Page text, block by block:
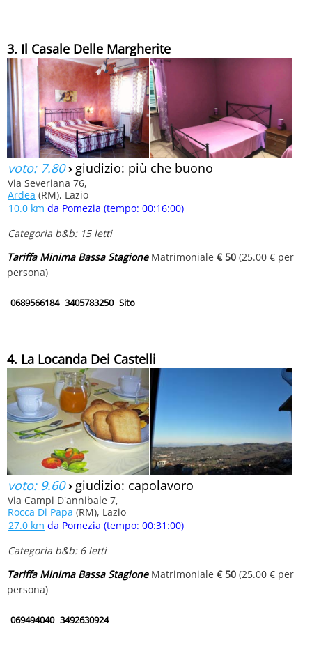
3. Il Casale Delle Margherite
voto: 7.80› giudizio: più che buono
Via Severiana 76,
Ardea (RM), Lazio
10.0 km da Pomezia (tempo: 00:16:00)
Categoria b&b: 15 letti
Tariffa Minima Bassa StagioneMatrimoniale € 50 (25.00 € per
persona)
0689566184 3405783250 Sito
4. La Locanda Dei Castelli
voto: 9.60› giudizio: capolavoro
Via Campi D'annibale 7,
Rocca Di Papa (RM), Lazio
27.0 km da Pomezia (tempo: 00:31:00)
Categoria b&b: 6 letti
Tariffa Minima Bassa StagioneMatrimoniale € 50 (25.00 € per
persona)
069494040 3492630924